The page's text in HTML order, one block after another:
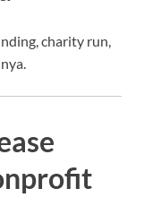
charity run,